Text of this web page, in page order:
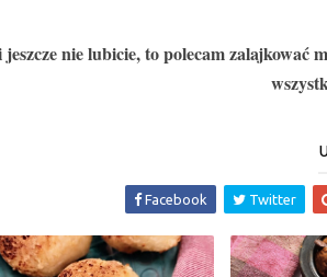
jeszcze nie lubicie, to polecam zalajkować
Facebook Twitter